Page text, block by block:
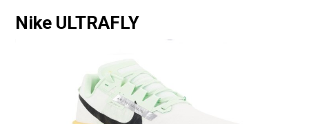
Nike ULTRAFLY